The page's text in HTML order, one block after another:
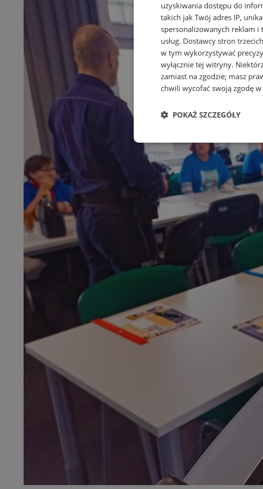
uzyskiwania dostępu do
takich jak Twój adres IP,
spersonalizowanych reklam i
usług. Dostawcy stron
w tym wykorzystywać
wyłącznie tej witryny.
zamiast na zgodzie; masz
chwili wycofać swoją zgodę w
POKAŻ SZCZEGÓŁY
Niezbędne
Niezbędne
Niezbędne pliki cookie umożliwiają
zarządzanie kontem. Bez
QeSessID
__cf_bm
Inc.
VISITOR_PRIVACY_METADATAGoogle Privacy